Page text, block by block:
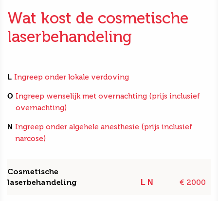
Wat kost de cosmetische
laserbehandeling
L Ingreep onder lokale verdoving
O Ingreep wenselijk met overnachting (prijs inclusief
overnachting)
N Ingreep onder algehele anesthesie (prijs inclusief
narcose)
Cosmetische
laserbehandeling
L N € 2000